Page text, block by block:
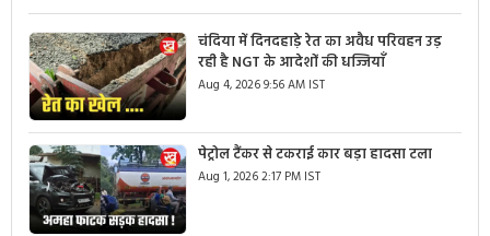
चंदिया में दिनदहाड़े रेत का अवैध परिवहन उड़
रही है NGT के आदेशों की धज्जियाँ
Aug 4, 2026 9:56 AM IST
पेट्रोल टैंकर से टकराई कार बड़ा हादसा टला
Aug 1, 2026 2:17 PM IST